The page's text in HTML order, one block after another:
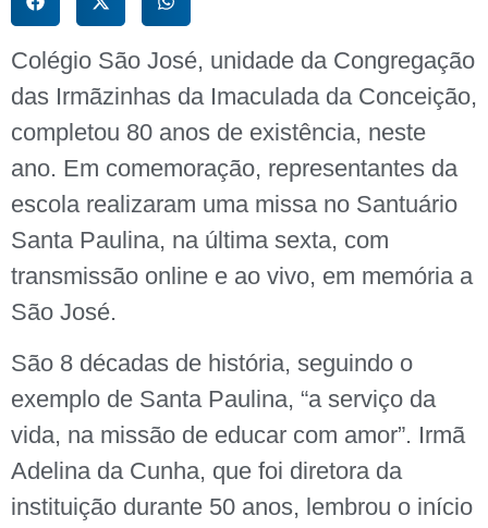
Colégio São José, unidade da Congregação
das Irmãzinhas da Imaculada da Conceição,
completou 80 anos de existência, neste
ano. Em comemoração, representantes da
escola realizaram uma missa no Santuário
Santa Paulina, na última sexta, com
transmissão online e ao vivo, em memória a
São José.
São 8 décadas de história, seguindo o
exemplo de Santa Paulina, “a serviço da
vida, na missão de educar com amor”. Irmã
Adelina da Cunha, que foi diretora da
instituição durante 50 anos, lembrou o início